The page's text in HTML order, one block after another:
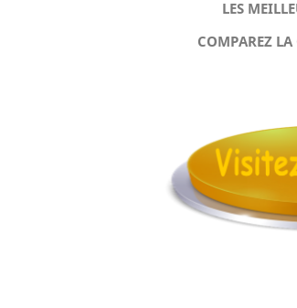
LES
COMPAREZ LA